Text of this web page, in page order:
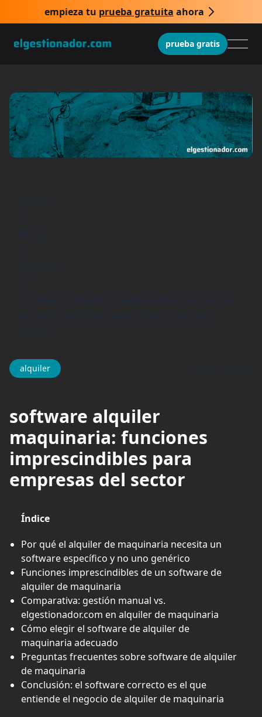
empieza tu prueba gratuita ahora
prueba gratis
alquiler
software alquiler
maquinaria: funciones
imprescindibles para
empresas del sector
Índice
Por qué el alquiler de maquinaria necesita un
software específico y no uno genérico
Funciones imprescindibles de un software de
alquiler de maquinaria
Comparativa: gestión manual vs.
elgestionador.com en alquiler de maquinaria
Cómo elegir el software de alquiler de
maquinaria adecuado
Preguntas frecuentes sobre software de alquiler
de maquinaria
Conclusión: el software correcto es el que
entiende el negocio de alquiler de maquinaria